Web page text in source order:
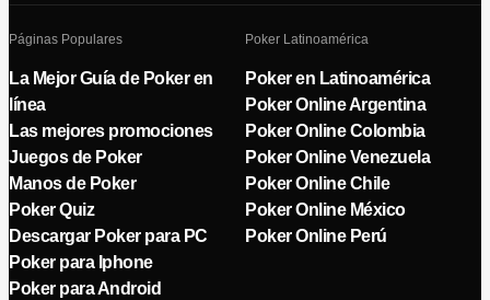
Páginas Populares
La Mejor Guía de Poker en
línea
Las mejores promociones
Juegos de Poker
Manos de Poker
Poker Quiz
Descargar Poker para PC
Poker para Iphone
Poker para Android
Poker Latinoamérica
Poker en Latinoamérica
Poker Online Argentina
Poker Online Colombia
Poker Online Venezuela
Poker Online Chile
Poker Online México
Poker Online Perú